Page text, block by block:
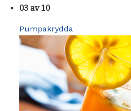
03 av 10
Pumpakrydda